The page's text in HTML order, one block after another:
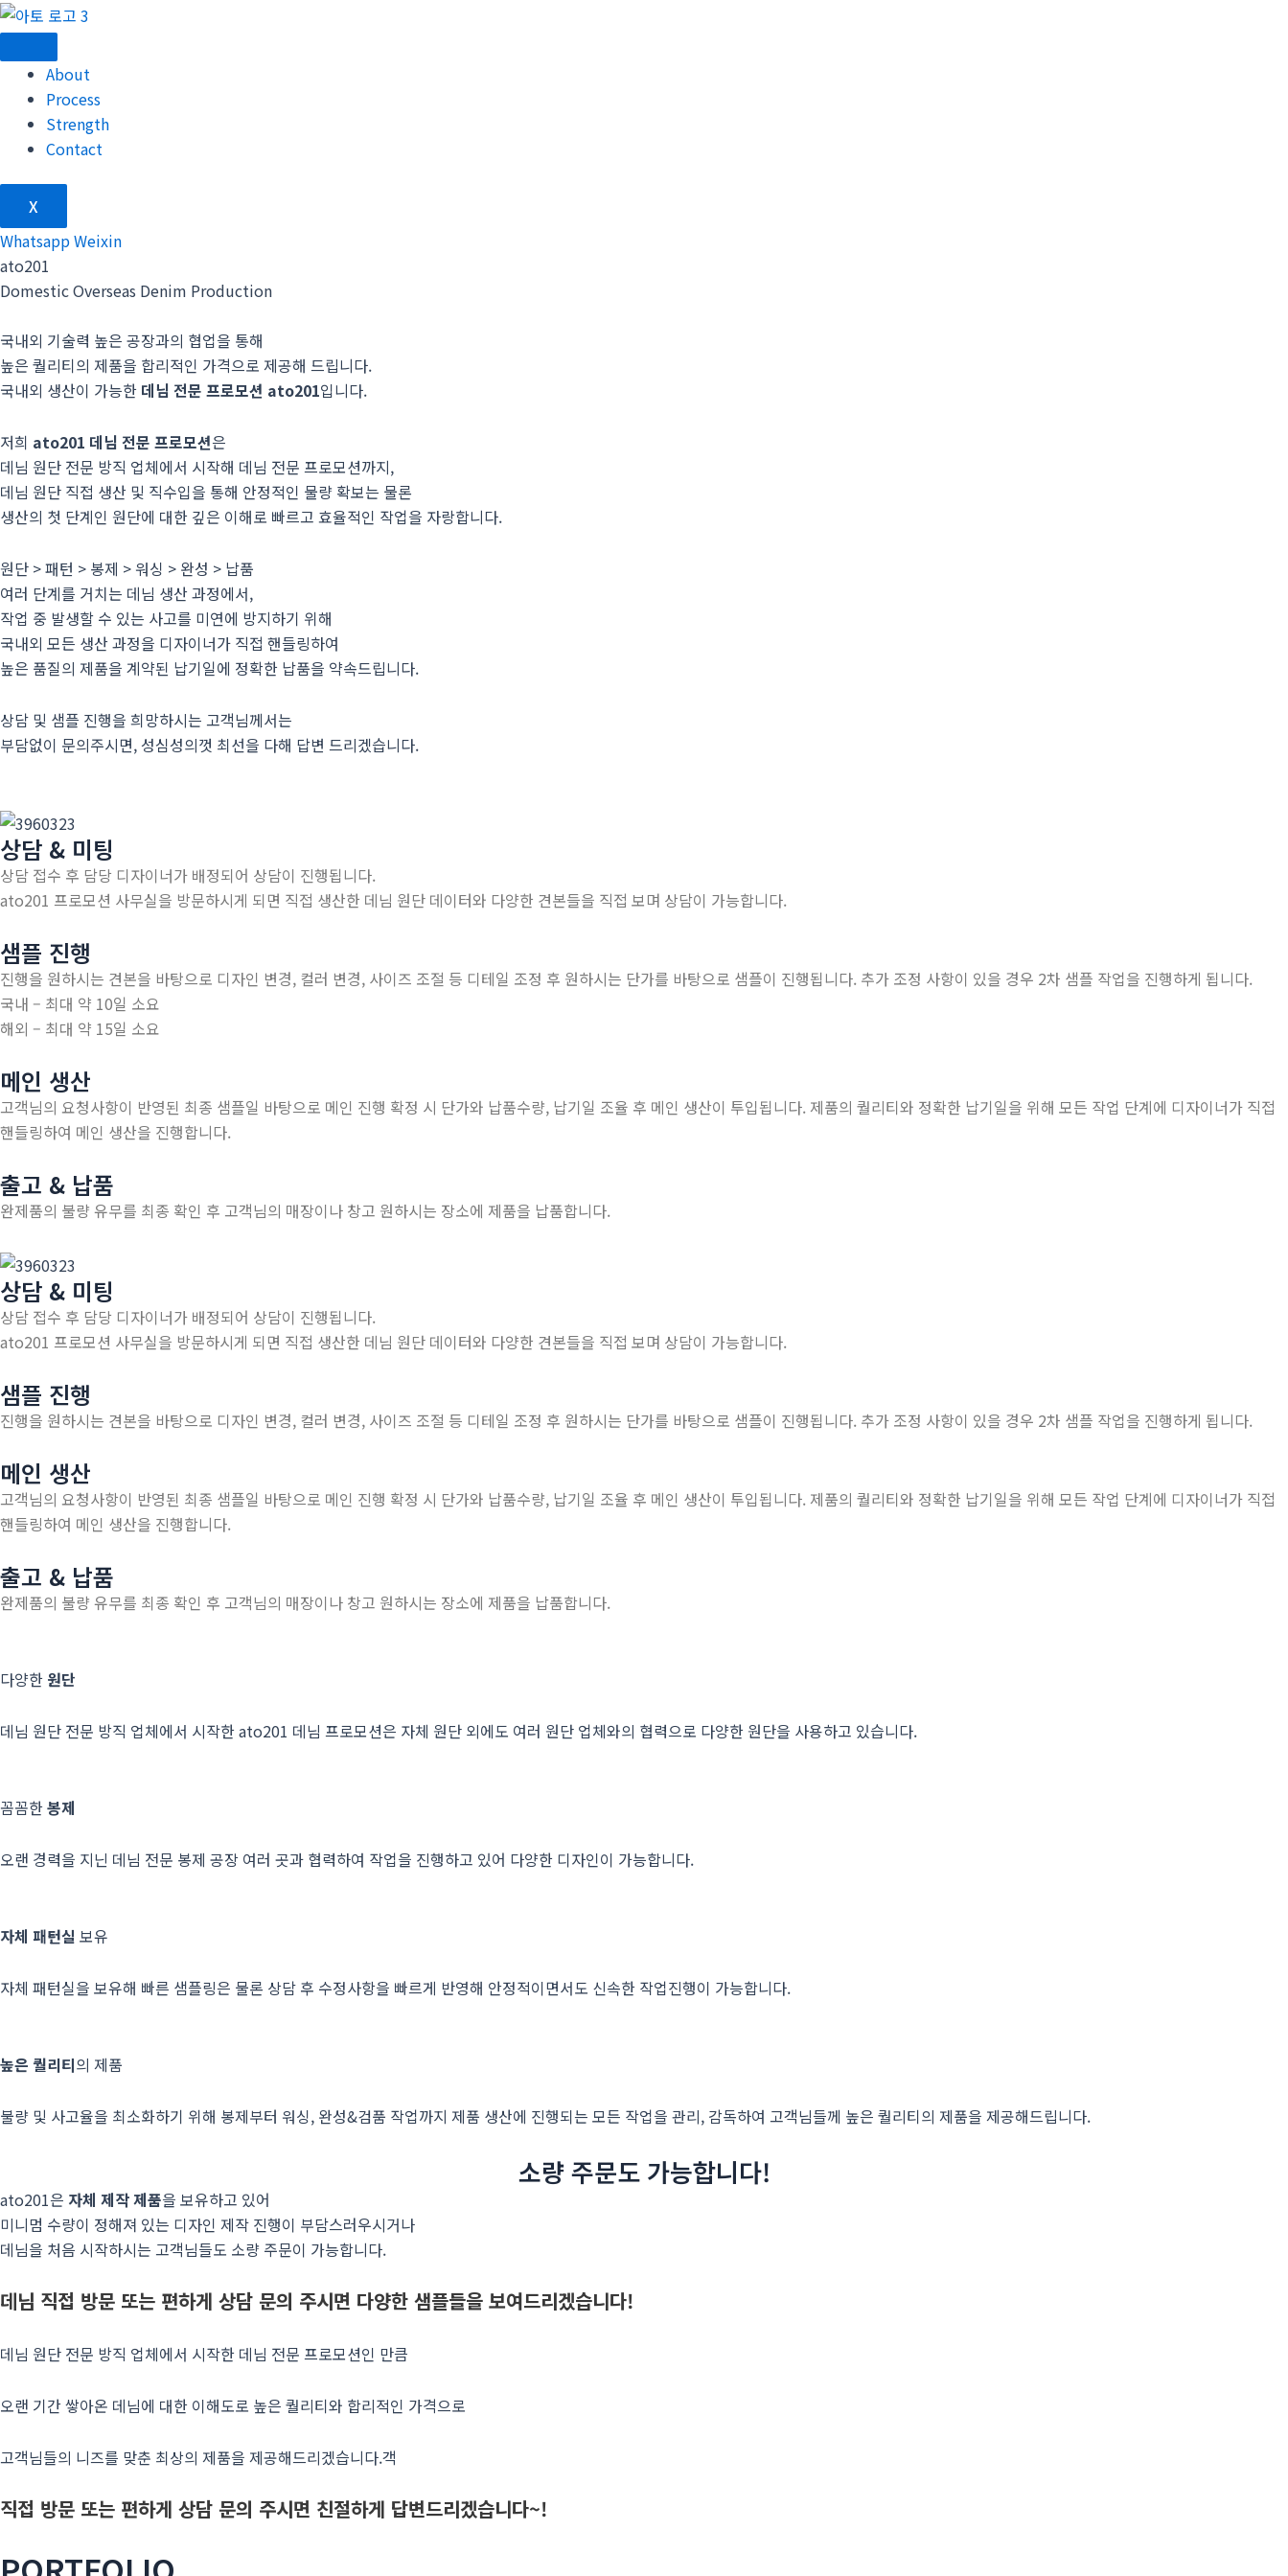
콘
텐
츠
기
About
Process
Strength
Contact
X
WhatsappWeixin
ato201
Domestic Overseas Denim Production
국내외 기술력 높은 공장과의 협업을 통해
높은 퀄리티의 제품을 합리적인 가격으로 제공해 드립니다.
국내외 생산이 가능한 데님 전문 프로모션 ato201입니다.
저희 ato201 데님 전문 프로모션은
데님 원단 전문 방직 업체에서 시작해 데님 전문 프로모션까지,
데님 원단 직접 생산 및 직수입을 통해 안정적인 물량 확보는 물론
생산의 첫 단계인 원단에 대한 깊은 이해로 빠르고 효율적인 작업을 자랑합니다.
원단 > 패턴 > 봉제 > 워싱 > 완성 > 납품
여러 단계를 거치는 데님 생산 과정에서,
작업 중 발생할 수 있는 사고를 미연에 방지하기 위해
국내외 모든 생산 과정을 디자이너가 직접 핸들링하여
높은 품질의 제품을 계약된 납기일에 정확한 납품을 약속드립니다.
상담 및 샘플 진행을 희망하시는 고객님께서는
부담없이 문의주시면, 성심성의껏 최선을 다해 답변 드리겠습니다.
상담 & 미팅
상담 접수 후 담당 디자이너가 배정되어 상담이 진행됩니다.
ato201 프로모션 사무실을 방문하시게 되면 직접 생산한 데님 원단 데이터와 다양한 견본들을 직접 보며 상담이 가능합니다.
샘플 진행
진행을 원하시는 견본을 바탕으로 디자인 변경, 컬러 변경, 사이즈 조절 등 디테일 조정 후 원하시는 단가를 바탕으로 샘플이 진행됩니다. 추가 조정 사항이 있을 경우 2차 샘플 작업을 진행하게 됩니다.
국내 – 최대 약 10일 소요
해외 – 최대 약 15일 소요
메인 생산
고객님의 요청사항이 반영된 최종 샘플일 바탕으로 메인 진행 확정 시 단가와 납품수량, 납기일 조율 후 메인 생산이 투입됩니다. 제품의 퀄리티와 정확한 납기일을 위해 모든 작업 단계에 디자이너가 직접
핸들링하여 메인 생산을 진행합니다.
출고 & 납품
완제품의 불량 유무를 최종 확인 후 고객님의 매장이나 창고 원하시는 장소에 제품을 납품합니다.
상담 & 미팅
상담 접수 후 담당 디자이너가 배정되어 상담이 진행됩니다.
ato201 프로모션 사무실을 방문하시게 되면 직접 생산한 데님 원단 데이터와 다양한 견본들을 직접 보며 상담이 가능합니다.
샘플 진행
진행을 원하시는 견본을 바탕으로 디자인 변경, 컬러 변경, 사이즈 조절 등 디테일 조정 후 원하시는 단가를 바탕으로 샘플이 진행됩니다. 추가 조정 사항이 있을 경우 2차 샘플 작업을 진행하게 됩니다.
메인 생산
고객님의 요청사항이 반영된 최종 샘플일 바탕으로 메인 진행 확정 시 단가와 납품수량, 납기일 조율 후 메인 생산이 투입됩니다. 제품의 퀄리티와 정확한 납기일을 위해 모든 작업 단계에 디자이너가 직접
핸들링하여 메인 생산을 진행합니다.
출고 & 납품
완제품의 불량 유무를 최종 확인 후 고객님의 매장이나 창고 원하시는 장소에 제품을 납품합니다.
다양한 원단
데님 원단 전문 방직 업체에서 시작한 ato201 데님 프로모션은 자체 원단 외에도 여러 원단 업체와의 협력으로 다양한 원단을 사용하고 있습니다.
꼼꼼한봉제
오랜 경력을 지닌 데님 전문 봉제 공장 여러 곳과 협력하여 작업을 진행하고 있어 다양한 디자인이 가능합니다.
자체 패턴실 보유
자체 패턴실을 보유해 빠른 샘플링은 물론 상담 후 수정사항을 빠르게 반영해 안정적이면서도 신속한 작업진행이 가능합니다.
높은 퀄리티의 제품
불량 및 사고율을 최소화하기 위해 봉제부터 워싱, 완성&검품 작업까지 제품 생산에 진행되는 모든 작업을 관리, 감독하여 고객님들께 높은 퀄리티의 제품을 제공해드립니다.
소량 주문도 가능합니다!
ato201은 자체 제작 제품을 보유하고 있어
미니멈 수량이 정해져 있는 디자인 제작 진행이 부담스러우시거나
데님을 처음 시작하시는 고객님들도 소량 주문이 가능합니다.
데님 직접 방문 또는 편하게 상담 문의 주시면 다양한 샘플들을 보여드리겠습니다!
데님 원단 전문 방직 업체에서 시작한 데님 전문 프로모션인 만큼
오랜 기간 쌓아온 데님에 대한 이해도로 높은 퀄리티와 합리적인 가격으로
고객님들의 니즈를 맞춘 최상의 제품을 제공해드리겠습니다.객
직접 방문 또는 편하게 상담 문의 주시면 친절하게 답변드리겠습니다~!